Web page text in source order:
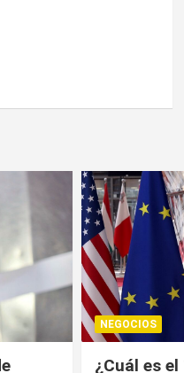
NEGOCIOS
Trump, un